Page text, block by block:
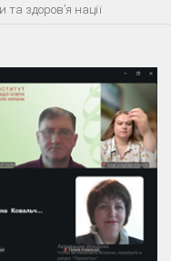
здоров’я нації